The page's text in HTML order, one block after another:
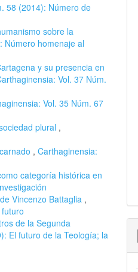
58 (2014): Número de
sobre la
Número homenaje al
y su presencia en
Vol. 37 Núm.
Vol. 35 Núm. 67
plural ,
, Carthaginensia:
categoría histórica en
Vincenzo Battaglia ,
de la Segunda
El futuro de la Teología; la